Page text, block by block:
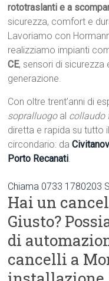
rototraslanti e a
sicurezza, comfort e
Lavoriamo con
realizziamo impianti
CE, sensori di sicurezza
generazione.
Con oltre trent’anni di
sopralluogo al collaudo
diretta e rapida su tutto
circondario: da
Porto Recanati.
Chiama 0733 1780203
Hai un
Giusto?
di
cancelli a